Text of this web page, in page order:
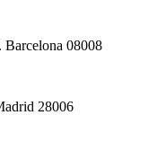
Barcelona 08008
28006